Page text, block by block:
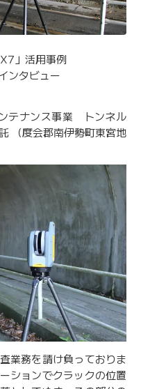
」活用事例
タビュー
テナンス事業 トンネル
（度会郡南伊勢町東宮地
業務を請け負っておりま
ションでクラックの位置